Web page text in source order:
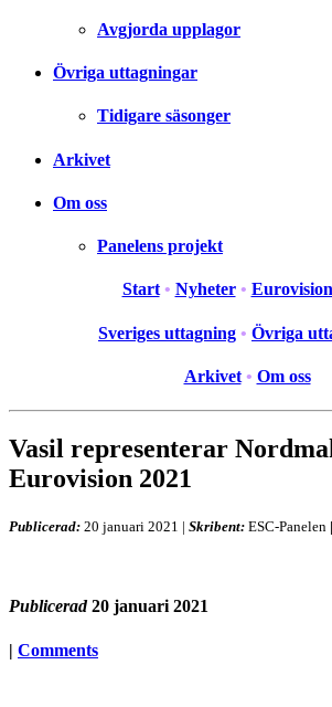
Avgjorda upplagor
Övriga uttagningar
Tidigare säsonger
Arkivet
Om oss
Panelens projekt
Start • Nyheter •
Sveriges uttagning • Övriga
Arkivet • Om oss
Vasil representerar
Eurovision 2021
Publicerad: 20 januari 2021 | Skribent: ESC-Panelen |
Publicerad 20 januari 2021
| Comments